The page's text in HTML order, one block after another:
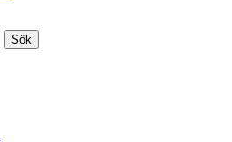
Sök